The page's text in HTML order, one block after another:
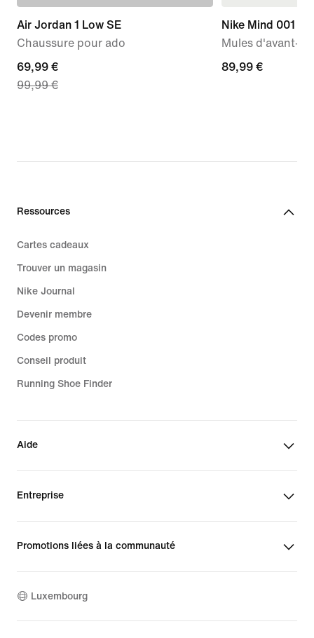
Air Jordan 1 Low SE
Chaussure pour ado
current
price
99,99 €
69,99 €
99,99 €
Nike Mind 001
Mules d'avant-
89,99 €
89,99 €
Ressources
Cartes cadeaux
Trouver un magasin
Nike Journal
Devenir membre
Codes promo
Conseil produit
Running Shoe Finder
Aide
Entreprise
Promotions liées à la communauté
Luxembourg